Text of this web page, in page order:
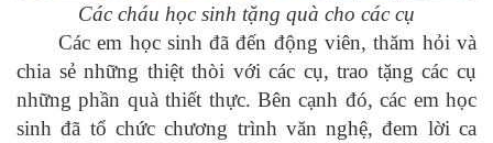
Các cháu học sinh tặng quà cho các cụ
Các em học sinh đã đến động viên, thăm hỏi và
chia sẻ những thiệt thòi với các cụ, trao tặng các cụ
những phần quà thiết thực. Bên cạnh đó, các em học
sinh đã tổ chức chương trình văn nghệ, đem lời ca